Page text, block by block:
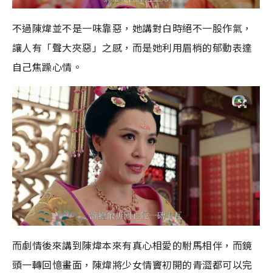
不過陳煒並不是一味靠惡，她講對白時絕不一股作氣，
讓人有「聲大夾惡」之感，而是她利用眉梢的郁動表達
自己焦躁心情。
而劇情後來講到陳煒本來有真心相愛的駙馬相伴，而鏡
頭一轉回憶畫面，陳煒將少女情竇初開的青澀都可以完